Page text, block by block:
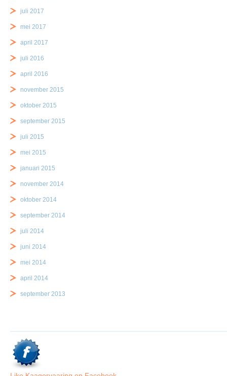
juli 2017
mei 2017
april 2017
juli 2016
april 2016
november 2015
oktober 2015
september 2015
juli 2015
mei 2015
januari 2015
november 2014
oktober 2014
september 2014
juli 2014
juni 2014
mei 2014
april 2014
september 2013